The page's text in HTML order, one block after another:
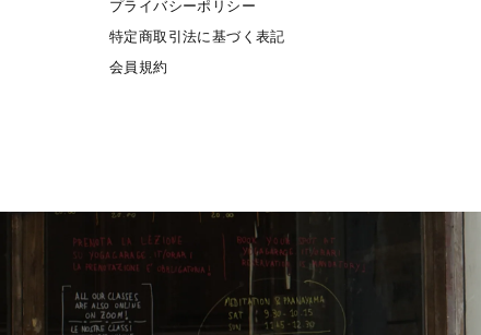
プライバシーポリシー
特定商取引法に基づく表記
会員規約